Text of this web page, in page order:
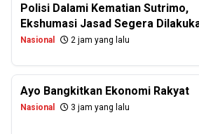
Polisi Dalami Kematian Sutrimo,
Ekshumasi Jasad Segera
Nasional 2 jam yang lalu
Ayo Bangkitkan Ekonomi Rakyat
Nasional 3 jam yang lalu